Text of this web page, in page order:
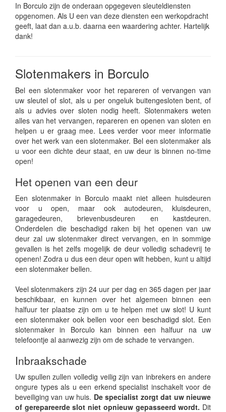
In Borculo zijn de onderaan opgegeven sleuteldiensten
opgenomen. Als U een van deze diensten een werkopdracht
geeft, laat dan a.u.b. daarna een waardering achter. Hartelijk
dank!
Slotenmakers in Borculo
Bel een slotenmaker voor het repareren of vervangen van
uw sleutel of slot, als u per ongeluk buitengesloten bent, of
als u advies over sloten nodig heeft. Slotenmakers weten
alles van het vervangen, repareren en openen van sloten en
helpen u er graag mee. Lees verder voor meer informatie
over het werk van een slotenmaker. Bel een slotenmaker als
u voor een dichte deur staat, en uw deur is binnen no-time
open!
Het openen van een deur
Een slotenmaker in Borculo maakt niet alleen huisdeuren
voor u open, maar ook autodeuren, kluisdeuren,
garagedeuren, brievenbusdeuren en kastdeuren.
Onderdelen die beschadigd raken bij het openen van uw
deur zal uw slotenmaker direct vervangen, en in sommige
gevallen is het zelfs mogelijk de deur volledig schadevrij te
openen! Zodra u dus een deur open wilt hebben, kunt u altijd
een slotenmaker bellen.
Veel slotenmakers zijn 24 uur per dag en 365 dagen per jaar
beschikbaar, en kunnen over het algemeen binnen een
halfuur ter plaatse zijn om u te helpen met uw slot! U kunt
een slotenmaker ook bellen voor een beschadigd slot. Een
slotenmaker in Borculo kan binnen een halfuur na uw
telefoontje al aanwezig zijn om de schade te vervangen.
Inbraakschade
Uw spullen zullen volledig veilig zijn van inbrekers en andere
ongure types als u een erkend specialist inschakelt voor de
beveiliging van uw huis. De specialist zorgt dat uw nieuwe
of gerepareerde slot niet opnieuw gepasseerd wordt. Dit